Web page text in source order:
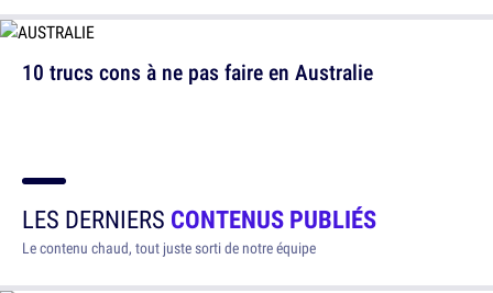
10 trucs cons à ne pas faire en Australie
LES DERNIERS CONTENUS PUBLIÉS
Le contenu chaud, tout juste sorti de notre équipe